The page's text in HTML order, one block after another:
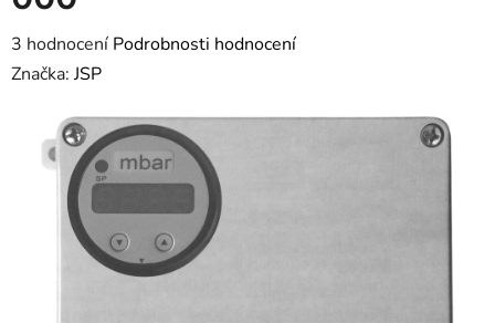
Průměrné
hodnocení
hvězdiček.
3 hodnocení Podrobnosti hodnocení
Značka:JSP